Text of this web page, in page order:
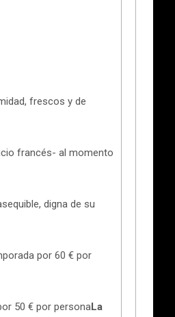
frescos y de
francés- al momento
digna de su
por 60 € por
50 € por personaLa